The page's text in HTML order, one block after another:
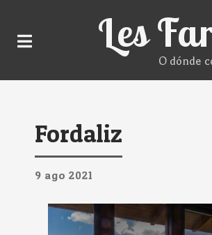
Les
O dónde
Fordaliz
9 ago 2021